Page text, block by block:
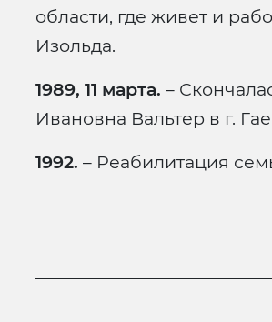
области, где живет и
Изольда.
1989, 11 марта. –
Ивановна Вальтер в г.
1992. – Реабилитация